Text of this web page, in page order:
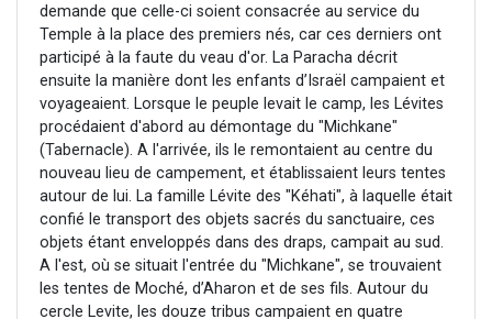
demande que celle-ci soient consacrée au service du
Temple à la place des premiers nés, car ces derniers ont
participé à la faute du veau d'or. La Paracha décrit
ensuite la manière dont les enfants d’Israël campaient et
voyageaient. Lorsque le peuple levait le camp, les Lévites
procédaient d'abord au démontage du "Michkane"
(Tabernacle). A l'arrivée, ils le remontaient au centre du
nouveau lieu de campement, et établissaient leurs tentes
autour de lui. La famille Lévite des "Kéhati", à laquelle était
confié le transport des objets sacrés du sanctuaire, ces
objets étant enveloppés dans des draps, campait au sud.
A l'est, où se situait l'entrée du "Michkane", se trouvaient
les tentes de Moché, d’Aharon et de ses fils. Autour du
cercle Levite, les douze tribus campaient en quatre